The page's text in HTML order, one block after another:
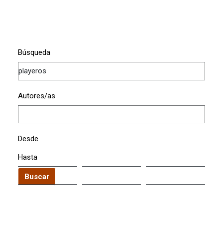
Búsqueda
Autores/as
Desde
Hasta
Buscar